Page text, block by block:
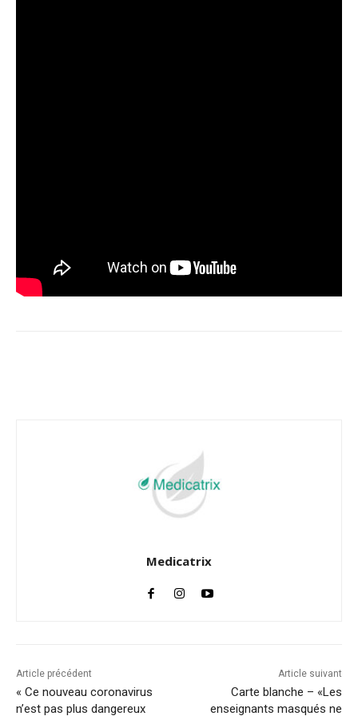
Medicatrix
Article précédent
« Ce nouveau coronavirus
n’est pas plus dangereux
Article suivant
Carte blanche – «Les
enseignants masqués ne